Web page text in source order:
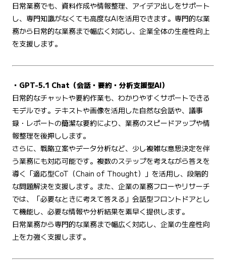
日常業務でも、資料作成や情報整理、アイデア出しをサポート
し、専門知識がなくても高度なAIを活用できます。専門的な業
務から日常的な業務まで幅広く対応し、企業全体の生産性向上
を支援します。
・GPT-5.1 Chat（会話・要約・分析支援型AI）
日常的なチャットや要約作業も、わかりやすくサポートできる
モデルです。テキストや画像を活用した自然な会話や、議事
録・レポートの簡潔な要約により、業務のスピードアップや情
報整理を後押しします。
さらに、戦略立案やデータ分析など、少し複雑な意思決定を伴
う業務にも対応可能です。複数のステップを考えながら答えを
導く「適応型CoT（Chain of Thought）」を活用し、段階的
な問題解決を支援します。また、企業の業務フローやリサーチ
では、「必要なときに考えて答える」会話型フロントドアとし
て機能し、必要な情報や分析結果を素早く提供します。
日常業務から専門的な業務まで幅広く対応し、企業の生産性向
上を力強く支援します。